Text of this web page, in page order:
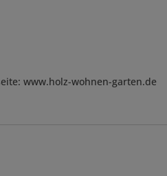
www.holz-wohnen-garten.de